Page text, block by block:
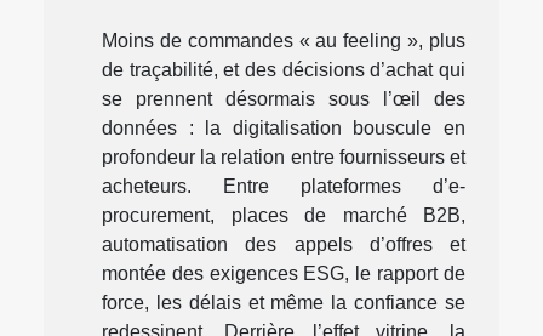
Moins de commandes « au feeling », plus
de traçabilité, et des décisions d’achat qui
se prennent désormais sous l’œil des
données : la digitalisation bouscule en
profondeur la relation entre fournisseurs et
acheteurs. Entre plateformes d’e-
procurement, places de marché B2B,
automatisation des appels d’offres et
montée des exigences ESG, le rapport de
force, les délais et même la confiance se
redessinent. Derrière l’effet vitrine, la